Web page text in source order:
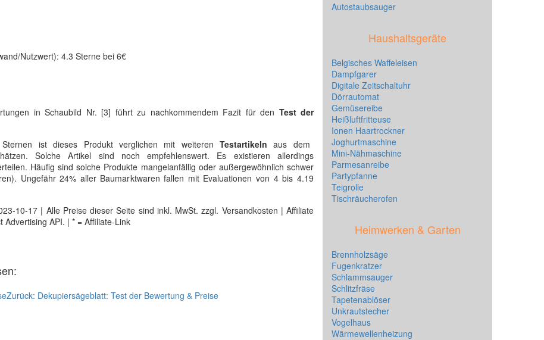
Nutzwert): 4.3 Sterne bei 6€
in Schaubild Nr. [3] führt zu nachkommendem Fazit für den Test der
ist dieses Produkt verglichen mit weiteren Testartikeln aus dem
Solche Artikel sind noch empfehlenswert. Es existieren allerdings
Häufig sind solche Produkte mangelanfällig oder außergewöhnlich schwer
Ungefähr 24% aller Baumarktwaren fallen mit Evaluationen von 4 bis 4.19
10-17 | Alle Preise dieser Seite sind inkl. MwSt. zzgl. Versandkosten | Affiliate
API. | * = Affiliate-Link
Zurück: Dekupiersägeblatt: Test der Bewertung & Preise
Autostaubsauger
Haushaltsgeräte
Belgisches Waffeleisen
Dampfgarer
Digitale Zeitschaltuhr
Dörrautomat
Gemüsereibe
Heißluftfritteuse
Ionen Haartrockner
Joghurtmaschine
Mini-Nähmaschine
Parmesanreibe
Partypfanne
Teigrolle
Tischräucherofen
Heimwerken & Garten
Brennholzsäge
Fugenkratzer
Schlammsauger
Schlitzfräse
Tapetenablöser
Unkrautstecher
Vogelhaus
Wärmewellenheizung